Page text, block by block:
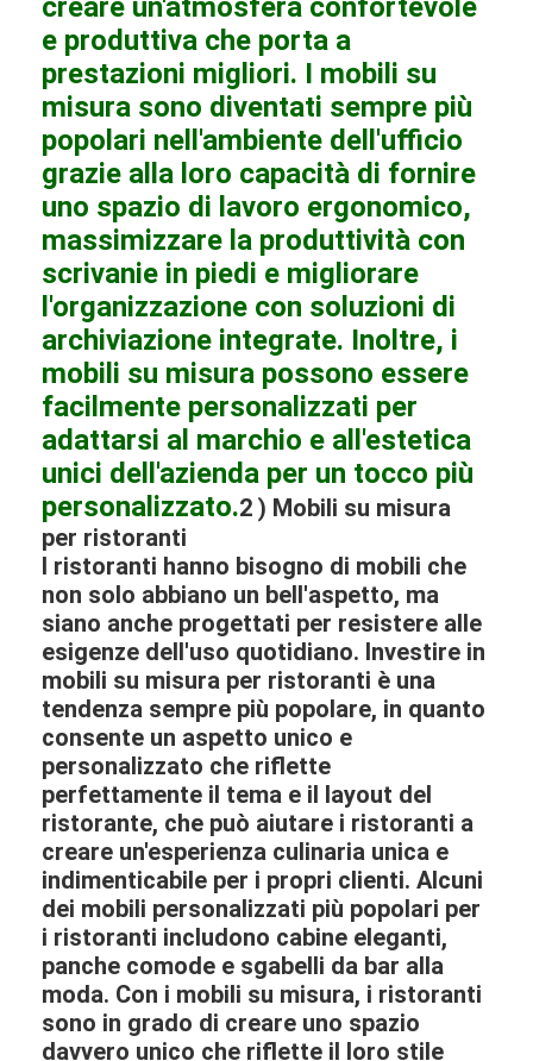
creare un'atmosfera confortevole
e produttiva che porta a
prestazioni migliori. I mobili su
misura sono diventati sempre più
popolari nell'ambiente dell'ufficio
grazie alla loro capacità di fornire
uno spazio di lavoro ergonomico,
massimizzare la produttività con
scrivanie in piedi e migliorare
l'organizzazione con soluzioni di
archiviazione integrate. Inoltre, i
mobili su misura possono essere
facilmente personalizzati per
adattarsi al marchio e all'estetica
unici dell'azienda per un tocco più
personalizzato.2 ) Mobili su misura
per ristoranti
​I ristoranti hanno bisogno di mobili che
non solo abbiano un bell'aspetto, ma
siano anche progettati per resistere alle
esigenze dell'uso quotidiano. Investire in
mobili su misura per ristoranti è una
tendenza sempre più popolare, in quanto
consente un aspetto unico e
personalizzato che riflette
perfettamente il tema e il layout del
ristorante, che può aiutare i ristoranti a
creare un'esperienza culinaria unica e
indimenticabile per i propri clienti. Alcuni
dei mobili personalizzati più popolari per
i ristoranti includono cabine eleganti,
panche comode e sgabelli da bar alla
moda. Con i mobili su misura, i ristoranti
sono in grado di creare uno spazio
davvero unico che riflette il loro stile